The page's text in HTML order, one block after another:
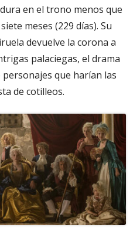
en el trono menos que
meses (229 días). Su
devuelve la corona a
palaciegas, el drama
que harían las
de cotilleos.